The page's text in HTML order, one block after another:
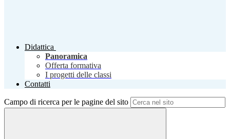
Didattica
Panoramica
Offerta formativa
I progetti delle classi
Contatti
Campo di ricerca per le pagine del sito